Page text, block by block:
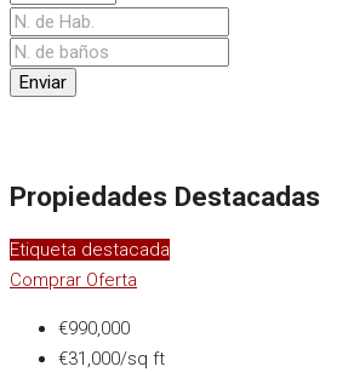
Enviar
Propiedades Destacadas
Etiqueta destacada
Comprar Oferta
€990,000
€31,000/sq ft